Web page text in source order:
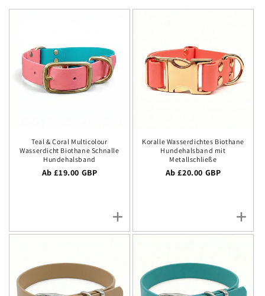
Teal & Coral Multicolour
Wasserdicht Biothane Schnalle
Hundehalsband
Regulärer Preis
Ab £19.00 GBP
Koralle Wasserdichtes Biothane
Hundehalsband mit
Metallschließe
Regulärer Preis
Ab £20.00 GBP